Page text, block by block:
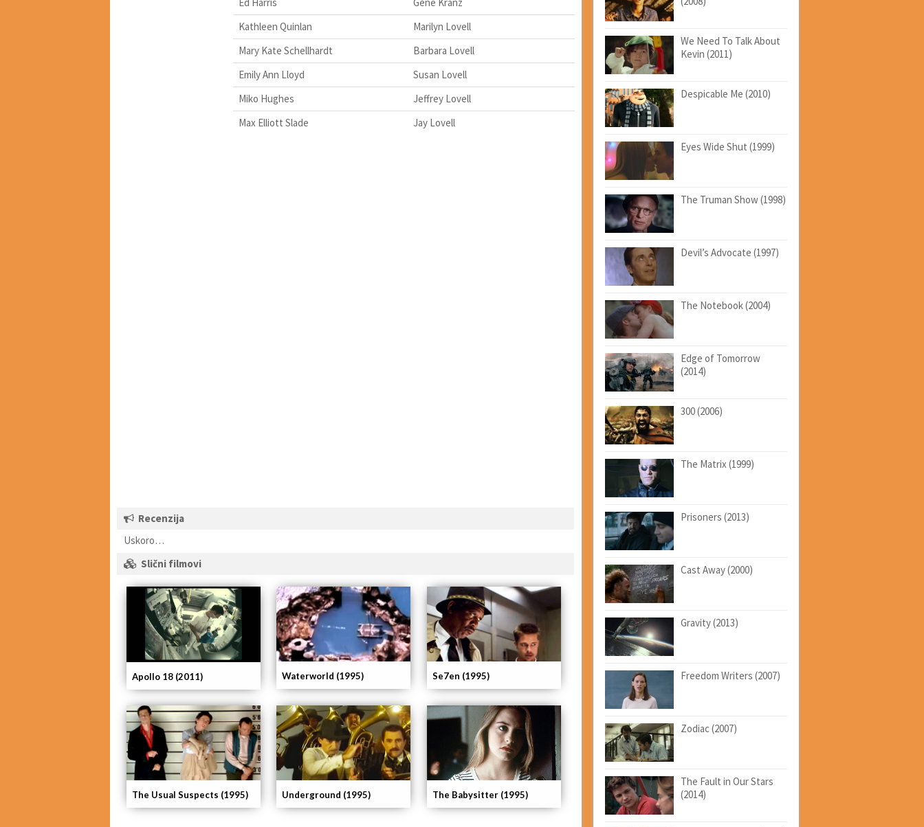
Kathleen Quinlan
Marilyn Lovell
Mary Kate Schellhardt
Barbara Lovell
Emily Ann Lloyd
Susan Lovell
Miko Hughes
Jeffrey Lovell
Max Elliott Slade
Jay Lovell
Recenzija
Uskoro…
Slični filmovi
Apollo 18 (2011)
The Babysitter (1995)
Underground (1995)
The Usual Suspects (1995)
Se7en (1995)
Waterworld (1995)
We Need To Talk About
Kevin (2011)
Despicable Me (2010)
Eyes Wide Shut (1999)
The Truman Show (1998)
Devil’s Advocate (1997)
The Notebook (2004)
Edge of Tomorrow
(2014)
300 (2006)
The Matrix (1999)
Prisoners (2013)
Cast Away (2000)
Gravity (2013)
Freedom Writers (2007)
Zodiac (2007)
The Fault in Our Stars
(2014)